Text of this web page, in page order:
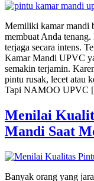
Memiliki kamar mandi
membuat Anda
terjaga secara intens.
Kamar Mandi UPVC
semakin terjamin.
pintu rusak, lecet atau
Tapi NAMOO
Menilai
Mandi Saat
Banyak orang yang